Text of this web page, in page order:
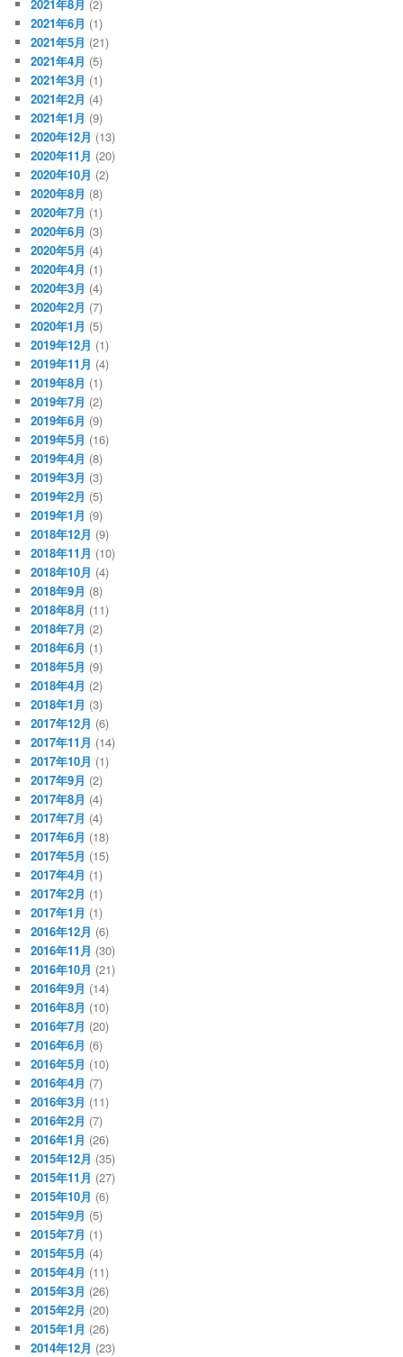
2021年8月 (2)
2021年6月 (1)
2021年5月 (21)
2021年4月 (5)
2021年3月 (1)
2021年2月 (4)
2021年1月 (9)
2020年12月 (13)
2020年11月 (20)
2020年10月 (2)
2020年8月 (8)
2020年7月 (1)
2020年6月 (3)
2020年5月 (4)
2020年4月 (1)
2020年3月 (4)
2020年2月 (7)
2020年1月 (5)
2019年12月 (1)
2019年11月 (4)
2019年8月 (1)
2019年7月 (2)
2019年6月 (9)
2019年5月 (16)
2019年4月 (8)
2019年3月 (3)
2019年2月 (5)
2019年1月 (9)
2018年12月 (9)
2018年11月 (10)
2018年10月 (4)
2018年9月 (8)
2018年8月 (11)
2018年7月 (2)
2018年6月 (1)
2018年5月 (9)
2018年4月 (2)
2018年1月 (3)
2017年12月 (6)
2017年11月 (14)
2017年10月 (1)
2017年9月 (2)
2017年8月 (4)
2017年7月 (4)
2017年6月 (18)
2017年5月 (15)
2017年4月 (1)
2017年2月 (1)
2017年1月 (1)
2016年12月 (6)
2016年11月 (30)
2016年10月 (21)
2016年9月 (14)
2016年8月 (10)
2016年7月 (20)
2016年6月 (6)
2016年5月 (10)
2016年4月 (7)
2016年3月 (11)
2016年2月 (7)
2016年1月 (26)
2015年12月 (35)
2015年11月 (27)
2015年10月 (6)
2015年9月 (5)
2015年7月 (1)
2015年5月 (4)
2015年4月 (11)
2015年3月 (26)
2015年2月 (20)
2015年1月 (26)
2014年12月 (23)